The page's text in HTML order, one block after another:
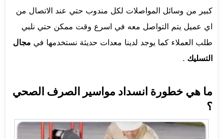
كبير من وسائل المواصلات لكل مندوب حتي عند الاتصال من
اي عميل يتم التواصل معه في اسرع وقت ممكن حتي نلبي
طلب العملاء كما يوجد لدينا معدات حديثة نستخدمها في مجال
التسليك .
ما هي خطورة انسداد مواسير الصرف الصحي
؟